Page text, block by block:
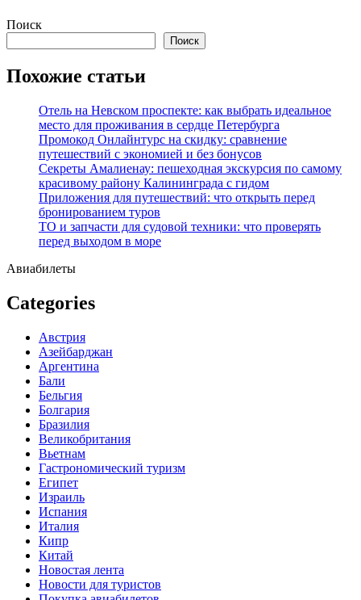
Перейти
содержимому
Поиск
Поиск
Похожие статьи
Отель на Невском проспекте: как выбрать идеальное
место для проживания в сердце Петербурга
Промокод Онлайнтурс на скидку: сравнение
путешествий с экономией и без бонусов
Секреты Амалиенау: пешеходная экскурсия по самому
красивому району Калининграда с гидом
Приложения для путешествий: что открыть перед
бронированием туров
ТО и запчасти для судовой техники: что проверять
перед выходом в море
Авиабилеты
Categories
Австрия
Азейбарджан
Аргентина
Бали
Бельгия
Болгария
Бразилия
Великобритания
Вьетнам
Гастрономический туризм
Египет
Израиль
Испания
Италия
Кипр
Китай
Новостая лента
Новости для туристов